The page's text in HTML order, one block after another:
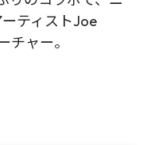
ティストJoe
ャー。